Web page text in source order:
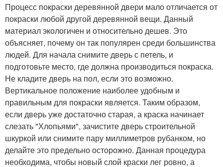
Процесс покраски деревянной двери мало отличается от
покраски любой другой деревянной вещи. Данный
материал экологичен и относительно дешев. Это
объясняет, почему он так популярен среди большинства
людей. Для начала снимите дверь с петель, и
подготовьте место, где должна производиться покраска.
Не кладите дверь на пол, если это возможно.
Вертикальное положение наиболее удобным и
правильным для покраски является. Таким образом,
если дверь уже достаточно старая, а краска начинает
слезать "Хлопьями", зачистите дверь строительной
шкуркой или снимите пару миллиметров рубанком, но
делайте это предельно осторожно. Данная процедура
необходима, чтобы новый слой краски лег ровно, а